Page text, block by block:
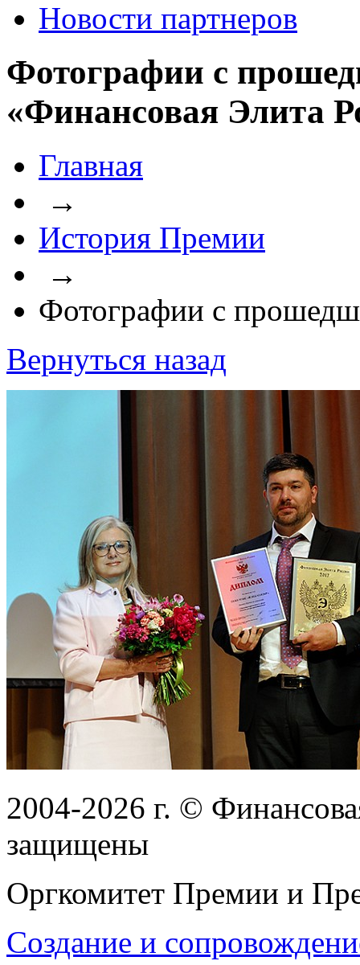
Новости партнеров
Фотографии с
«Финансовая Элита
Главная
→
История Премии
→
Фотографии с
Вернуться назад
2004-2026 г. ©
защищены
Оргкомитет Премии и
Создание и